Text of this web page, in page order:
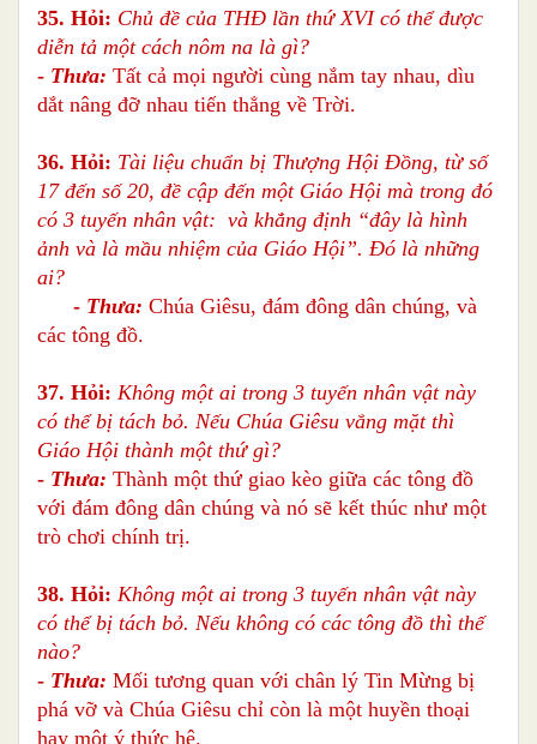
35. Hỏi: Chủ đề của THĐ lần thứ XVI có thể được
diễn tả một cách nôm na là gì?
- Thưa: Tất cả mọi người cùng nắm tay nhau, dìu
dắt nâng đỡ nhau tiến thẳng về Trời.
36. Hỏi: Tài liệu chuẩn bị Thượng Hội Đồng, từ số
17 đến số 20, đề cập đến một Giáo Hội mà trong đó
có 3 tuyến nhân vật: và khẳng định “đây là hình
ảnh và là mầu nhiệm của Giáo Hội”. Đó là những
ai?
- Thưa: Chúa Giêsu, đám đông dân chúng, và
các tông đồ.
37. Hỏi: Không một ai trong 3 tuyến nhân vật này
có thể bị tách bỏ. Nếu Chúa Giêsu vắng mặt thì
Giáo Hội thành một thứ gì?
- Thưa: Thành một thứ giao kèo giữa các tông đồ
với đám đông dân chúng và nó sẽ kết thúc như một
trò chơi chính trị.
38. Hỏi: Không một ai trong 3 tuyến nhân vật này
có thể bị tách bỏ. Nếu không có các tông đồ thì thế
nào?
- Thưa: Mối tương quan với chân lý Tin Mừng bị
phá vỡ và Chúa Giêsu chỉ còn là một huyền thoại
hay một ý thức hệ.